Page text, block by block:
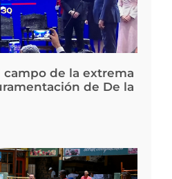
campo de la extrema
de De la